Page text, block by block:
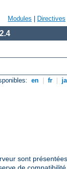
Modules Directives
en fr ja
sont